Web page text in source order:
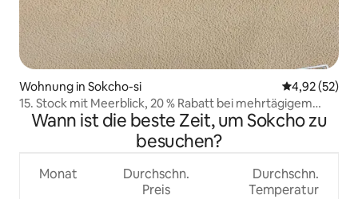
Wohnung in Sokcho-si
4,92 (52)
15. Stock mit Meerblick, 20 % Rabatt bei mehrtägigem
Aufenthalt, später Check-out, 1 Minute vom Strand
entfernt, Sucho, Restaurant, Jungang-Markt,
Schlafzimmer mit Meerblick
Wann ist die beste Zeit, um Sokcho zu
besuchen?
Monat
Durchschn.
Preis
Durchschn.
Temperatur